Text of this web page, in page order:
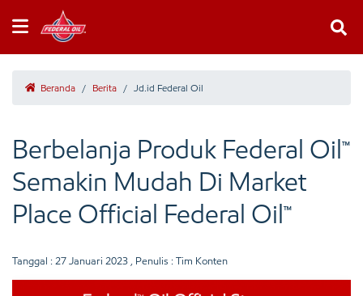
Beranda / Berita / Jd.id Federal Oil
Berbelanja Produk Federal Oil™
Semakin Mudah Di Market
Place Official Federal Oil™
Tanggal : 27 Januari 2023 , Penulis : Tim Konten